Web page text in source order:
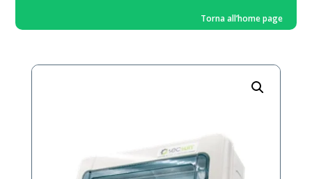
Torna all’home page